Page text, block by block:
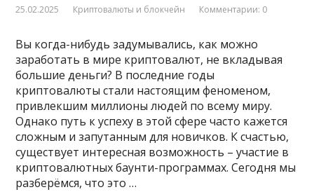
25.02.2025 Криптовалюты и блокчейн Комментарии: 0
Вы когда-нибудь задумывались, как можно
заработать в мире криптовалют, не вкладывая
большие деньги? В последние годы
криптовалюты стали настоящим феноменом,
привлекшим миллионы людей по всему миру.
Однако путь к успеху в этой сфере часто кажется
сложным и запутанным для новичков. К счастью,
существует интересная возможность – участие в
криптовалютных баунти-программах. Сегодня мы
разберёмся, что это …